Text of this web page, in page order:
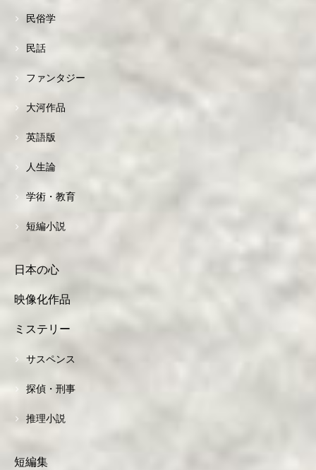
民俗学
民話
ファンタジー
大河作品
英語版
人生論
学術・教育
短編小説
日本の心
映像化作品
ミステリー
サスペンス
探偵・刑事
推理小説
短編集